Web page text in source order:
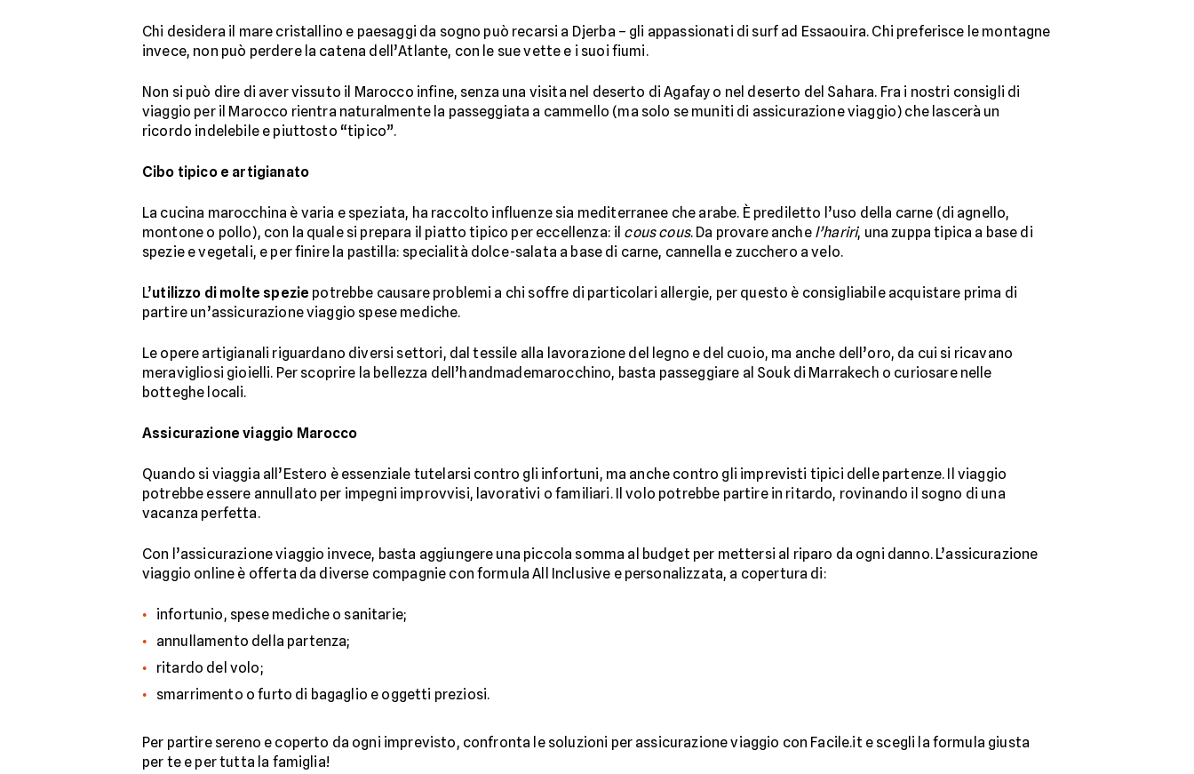
Chi desidera il mare cristallino e paesaggi da sogno può recarsi a Djerba – gli appassionati di surf ad Essaouira. Chi preferisce le montagne
invece, non può perdere la catena dell’Atlante, con le sue vette e i suoi fiumi.
Non si può dire di aver vissuto il Marocco infine, senza una visita nel deserto di Agafay o nel deserto del Sahara. Fra i nostri consigli di
viaggio per il Marocco rientra naturalmente la passeggiata a cammello (ma solo se muniti di assicurazione viaggio) che lascerà un
ricordo indelebile e piuttosto “tipico”.
Cibo tipico e artigianato
La cucina marocchina è varia e speziata, ha raccolto influenze sia mediterranee che arabe. È prediletto l’uso della carne (di agnello,
montone o pollo), con la quale si prepara il piatto tipico per eccellenza: il cous cous. Da provare anche l’hariri, una zuppa tipica a base di
spezie e vegetali, e per finire la pastilla: specialità dolce-salata a base di carne, cannella e zucchero a velo.
L’utilizzo di molte spezie potrebbe causare problemi a chi soffre di particolari allergie, per questo è consigliabile acquistare prima di
partire un’assicurazione viaggio spese mediche.
Le opere artigianali riguardano diversi settori, dal tessile alla lavorazione del legno e del cuoio, ma anche dell’oro, da cui si ricavano
meravigliosi gioielli. Per scoprire la bellezza dell’handmademarocchino, basta passeggiare al Souk di Marrakech o curiosare nelle
botteghe locali.
Assicurazione viaggio Marocco
Quando si viaggia all’Estero è essenziale tutelarsi contro gli infortuni, ma anche contro gli imprevisti tipici delle partenze. Il viaggio
potrebbe essere annullato per impegni improvvisi, lavorativi o familiari. Il volo potrebbe partire in ritardo, rovinando il sogno di una
vacanza perfetta.
Con l’assicurazione viaggio invece, basta aggiungere una piccola somma al budget per mettersi al riparo da ogni danno. L’assicurazione
viaggio online è offerta da diverse compagnie con formula All Inclusive e personalizzata, a copertura di:
infortunio, spese mediche o sanitarie;
annullamento della partenza;
ritardo del volo;
smarrimento o furto di bagaglio e oggetti preziosi.
Per partire sereno e coperto da ogni imprevisto, confronta le soluzioni per assicurazione viaggio con Facile.it e scegli la formula giusta
per te e per tutta la famiglia!